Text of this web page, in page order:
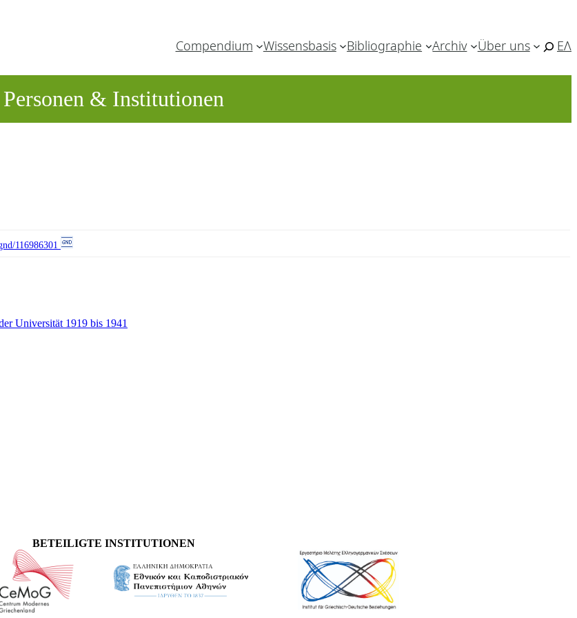
Compendium Wissensbasis Bibliographie Archiv Über uns ΕΛ
Personen & Institutionen
116986301
Universität 1919 bis 1941
BETEILIGTE INSTITUTIONEN